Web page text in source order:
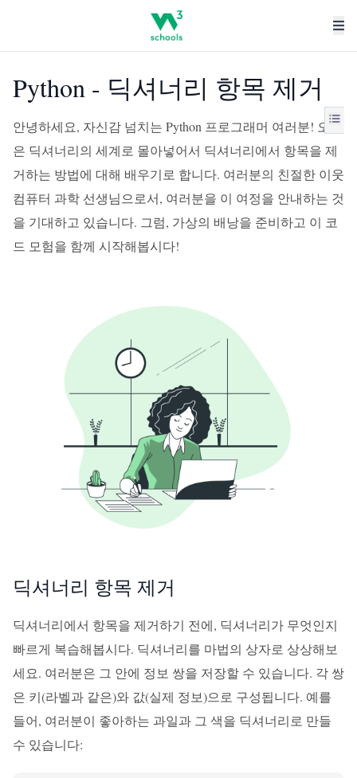
Python - 딕셔너리 항목 제거
안녕하세요, 자신감 넘치는 Python 프로그래머 여러분! 오늘
은 딕셔너리의 세계로 몰아넣어서 딕셔너리에서 항목을 제
거하는 방법에 대해 배우기로 합니다. 여러분의 친절한 이웃
컴퓨터 과학 선생님으로서, 여러분을 이 여정을 안내하는 것
을 기대하고 있습니다. 그럼, 가상의 배낭을 준비하고 이 코
드 모험을 함께 시작해봅시다!
딕셔너리 항목 제거
딕셔너리에서 항목을 제거하기 전에, 딕셔너리가 무엇인지
빠르게 복습해봅시다. 딕셔너리를 마법의 상자로 상상해보
세요. 여러분은 그 안에 정보 쌍을 저장할 수 있습니다. 각 쌍
은 키(라벨과 같은)와 값(실제 정보)으로 구성됩니다. 예를
들어, 여러분이 좋아하는 과일과 그 색을 딕셔너리로 만들
수 있습니다: